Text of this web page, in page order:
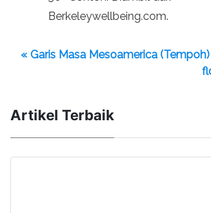
Berkeleywellbeing.com.
« Garis Masa Mesoamerica (Tempoh)
Artikel Terbaik